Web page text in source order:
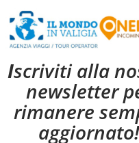
9.30-12.30 / 15.00-18.00
Generali
Viaggi sas - P.iva: 07585620011 |
Iscriviti alla
newsletter
rimanere
aggiornato!